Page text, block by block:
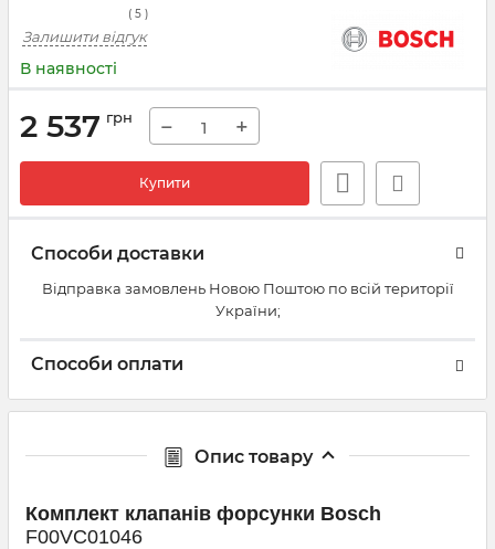
( 5 )
Залишити відгук
В наявності
2 537 грн − +
Купити
Способи доставки
Відправка замовлень Новою Поштою по всій території
України;
Способи оплати
Опис товару
Комплект клапанів форсунки Bosch
F00VC01046